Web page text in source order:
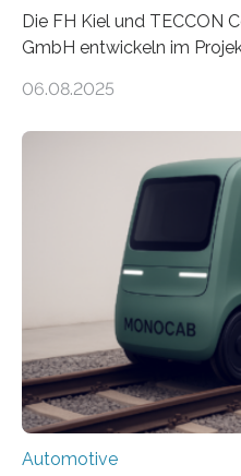
Die FH Kiel und TECCON
GmbH entwickeln im
zu 100 kg Nutzlast. Ein
energieeffiziente Drohnen
logistische Branche. Ziel
senken und den
Luftlogistik zu fördern.
Forschung, Technologie
Transferprojekt mit einer
660.000 Euro.
06.08.2025
Automotive